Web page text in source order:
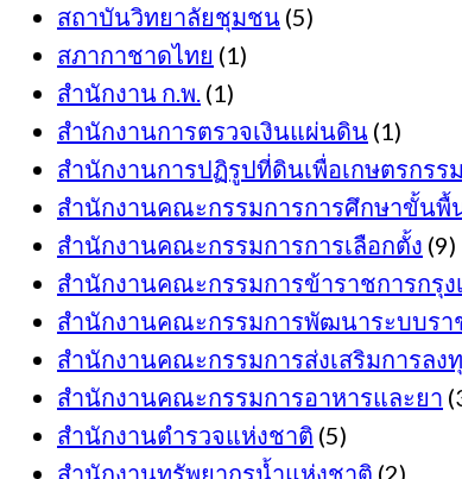
สถาบันวิทยาลัยชุมชน (5)
สภากาชาดไทย (1)
สำนักงาน ก.พ. (1)
สำนักงานการตรวจเงินแผ่นดิน (1)
สำนักงานการปฏิรูปที่ดินเพื่อเกษตรกรรม
สำนักงานคณะกรรมการการศึกษาขั้นพื้
สำนักงานคณะกรรมการการเลือกตั้ง (9)
สำนักงานคณะกรรมการข้าราชการกรุ
สำนักงานคณะกรรมการพัฒนาระบบรา
สำนักงานคณะกรรมการส่งเสริมการลง
สำนักงานคณะกรรมการอาหารและยา
สำนักงานตำรวจแห่งชาติ (5)
สำนักงานทรัพยากรน้ำแห่งชาติ (2)